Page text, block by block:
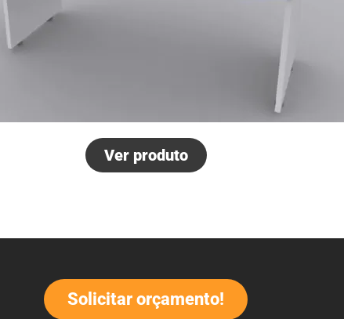
Ver produto
Solicitar orçamento!